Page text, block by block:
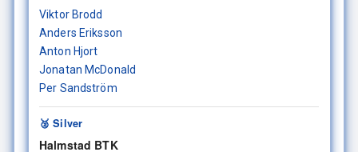
Viktor Brodd
Anders Eriksson
Anton Hjort
Jonatan McDonald
Per Sandström
🥈 Silver
Halmstad BTK